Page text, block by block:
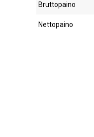
Bruttopaino
Nettopaino